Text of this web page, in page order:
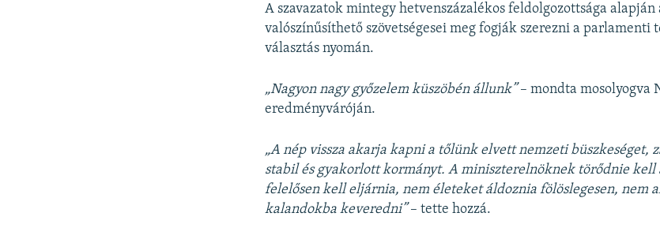
A szavazatok mintegy hetvenszázalékos feldolgozottsága
valószínűsíthető szövetségesei meg fogják szerezni a parlamenti
választás nyomán.
„Nagyon nagy győzelem küszöbén állunk”– mondta mosolyogva
eredményváróján.
„A nép vissza akarja kapni a tőlünk elvett nemzeti büszkeséget,
stabil és gyakorlott kormányt. A miniszterelnöknek törődnie kell
felelősen kell eljárnia, nem életeket áldoznia fölöslegesen, nem
kalandokba keveredni”– tette hozzá.